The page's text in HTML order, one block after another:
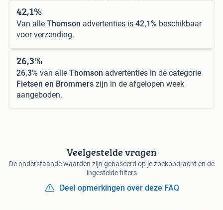
42,1%
Van alle Thomson advertenties is 42,1% beschikbaar
voor verzending.
26,3%
26,3% van alle Thomson advertenties in de categorie
Fietsen en Brommers zijn in de afgelopen week
aangeboden.
Veelgestelde vragen
De onderstaande waarden zijn gebaseerd op je zoekopdracht en de
ingestelde filters
Deel opmerkingen over deze FAQ